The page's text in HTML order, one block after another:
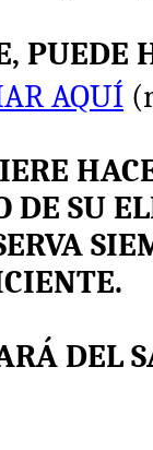
PUEDE
AQUÍ
SU